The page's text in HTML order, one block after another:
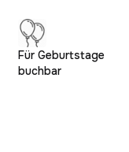
Für Geburtstage
buchbar